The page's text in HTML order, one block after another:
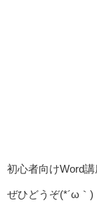
初心者向けWord
ぜひどうぞ(*´ω｀)